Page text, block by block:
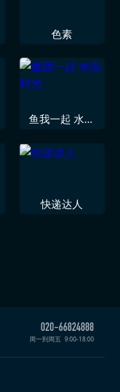
色素
鱼我一起 水愈
快递达人
周一到周五 9:00-18:00